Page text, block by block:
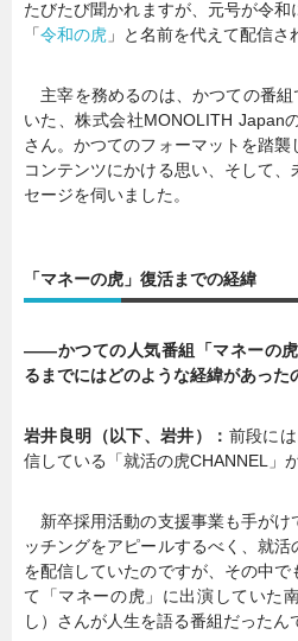
たびたび聞かれますが、元号が令
「令和の虎 」と名前を代えて配信さ
主宰を務めるのは、かつての番組
いた、株式会社MONOLITH Japan
さん。かつてのフォーマットを踏
コンテンツにかける思い、そして
セージを伺いました。
「マネーの虎」復活までの経緯
――かつての人気番組「マネーの
るまでにはどのような経緯があった
岩井良明（以下、岩井）： 前段に
信している「就活の虎CHANNEL」
新卒採用活動の支援事業も手がけ
ッチングをアピールするべく、就
を配信していたのですが、その中
て「マネーの虎」に出演していた
し）さんが人生を語る番組だったん